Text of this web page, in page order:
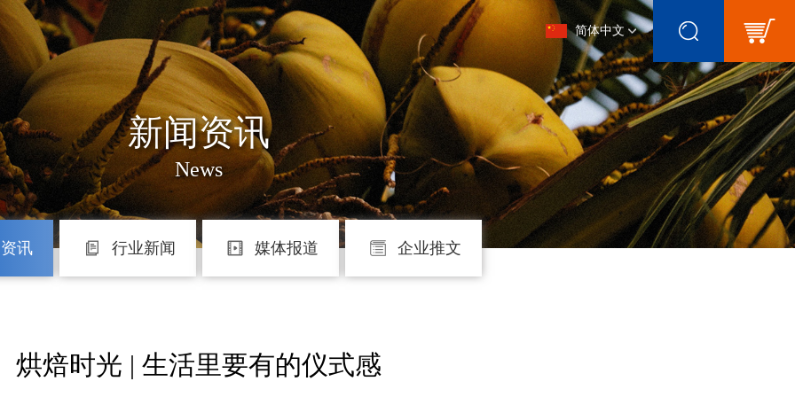
简体中文
新闻资讯
News
讯 行业新闻 媒体报道 企业推文
烘焙时光 | 生活里要有的仪式感